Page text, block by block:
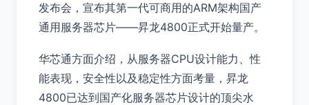
发布会，宣布其第一代可商用的ARM架构国产
通用服务器芯片——昇龙4800正式开始量产。
华芯通方面介绍，从服务器CPU设计能力、性
能表现，安全性以及稳定性方面考量，昇龙
4800已达到国产化服务器芯片设计的顶尖水